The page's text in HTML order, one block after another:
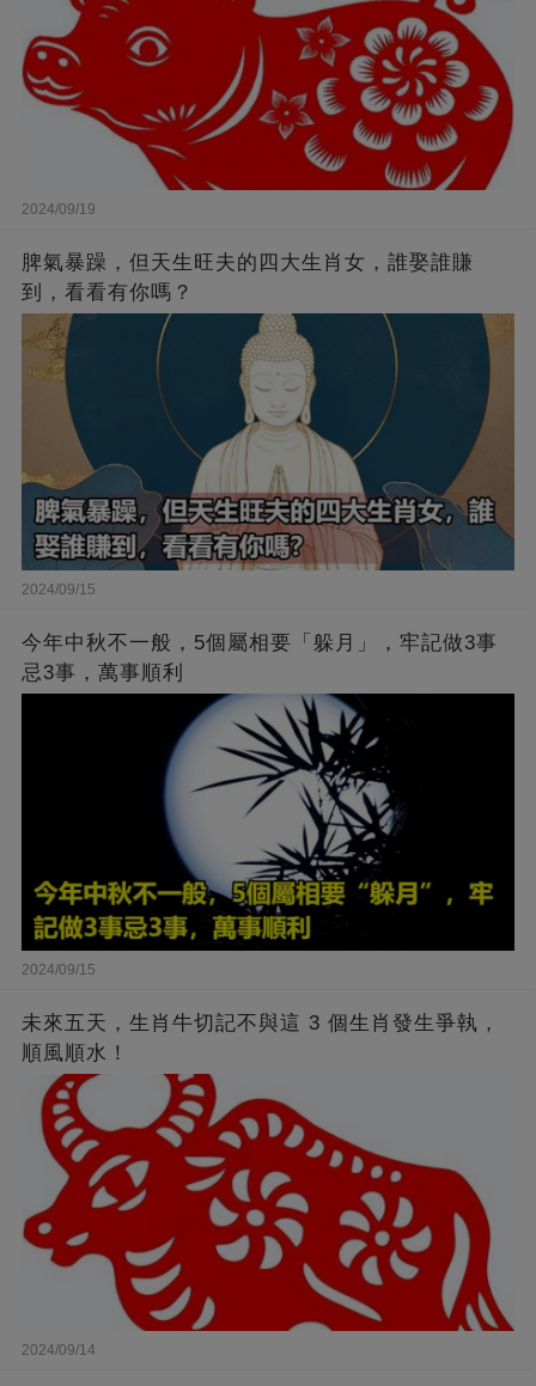
2024/09/19
脾氣暴躁，但天生旺夫的四大生肖女，誰娶誰賺
到，看看有你嗎？
2024/09/15
今年中秋不一般，5個屬相要「躲月」，牢記做3事
忌3事，萬事順利
2024/09/15
未來五天，生肖牛切記不與這 3 個生肖發生爭執，
順風順水！
2024/09/14